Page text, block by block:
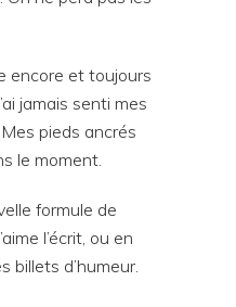
encore et toujours
jamais senti mes
pieds ancrés
le moment.
formule de
l’écrit, ou en
billets d’humeur.